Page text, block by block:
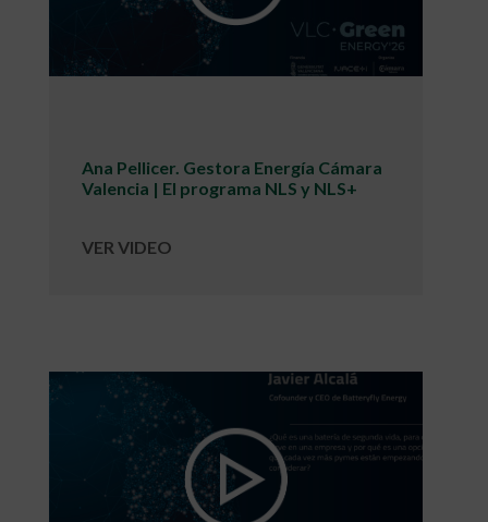
Ana Pellicer. Gestora Energía Cámara
Valencia | El programa NLS y NLS+
VER VIDEO